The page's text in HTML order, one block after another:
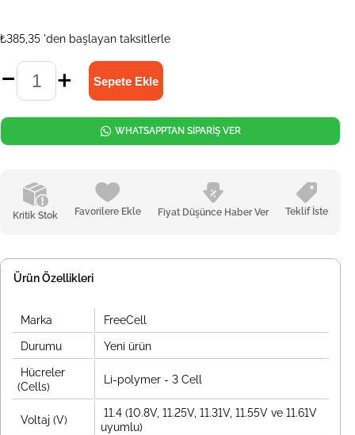
₺385,35 'den başlayan taksitlerle
Kritik Stok Favorilere Ekle Fiyat Düşünce Haber Ver Teklif İste
WHATSAPPTAN SİPARİŞ VER
Ürün Özellikleri
Marka FreeCell
Durumu Yeni ürün
Hücreler
(Cells)
Li-polymer - 3 Cell
Voltaj (V)
11.4 (10.8V, 11.25V, 11.31V, 11.55V ve 11.61V
uyumlu)